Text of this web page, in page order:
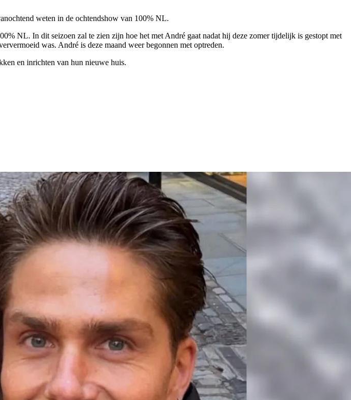
weten in de ochtendshow van 100% NL.
NL. In dit seizoen zal te zien zijn hoe het met André gaat nadat hij deze zomer tijdelijk is gestopt met
was. André is deze maand weer begonnen met optreden.
en inrichten van hun nieuwe huis.